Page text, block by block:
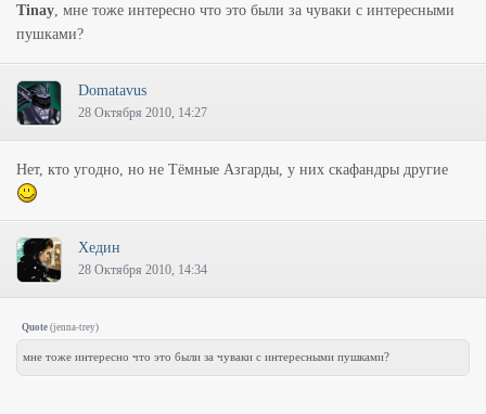
Tinay, мне тоже интересно что это были за чуваки с интересными
пушками?
Domatavus
28 Октября 2010, 14:27
Нет, кто угодно, но не Тёмные Азгарды, у них скафандры другие
Хедин
28 Октября 2010, 14:34
Quote (jenna-trey)
мне тоже интересно что это были за чуваки с интересными пушками?